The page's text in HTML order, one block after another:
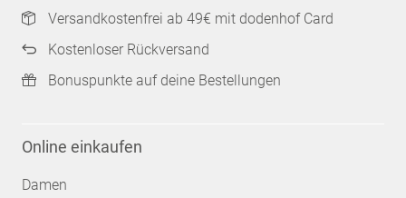
Versandkostenfrei ab 49€ mit dodenhof Card
Kostenloser Rückversand
Bonuspunkte auf deine Bestellungen
Online einkaufen
Damen